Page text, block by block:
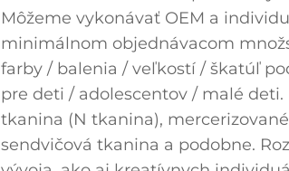
Môžeme vykonávať OEM a
minimálnom objednávacom
farby / balenia / veľkostí / škatúľ
pre deti / adolescentov / malé deti.
tkanina (N tkanina),
sendvičová tkanina a podobne.